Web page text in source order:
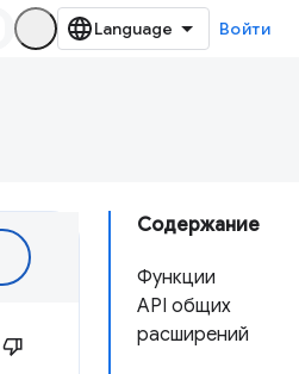
Войти
Содержание
Функции
API общих
расширений